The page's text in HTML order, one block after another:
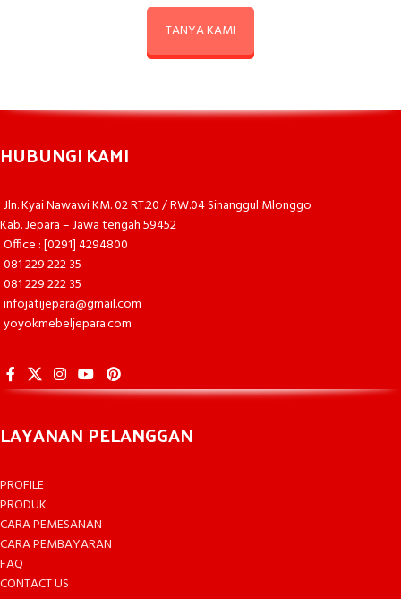
TANYA KAMI
HUBUNGI KAMI
Jln. Kyai Nawawi KM. 02 RT.20 / RW.04 Sinanggul Mlonggo
Kab. Jepara – Jawa tengah 59452
Office : [0291] 4294800
081 229 222 35
081 229 222 35
infojatijepara@gmail.com
yoyokmebeljepara.com
LAYANAN PELANGGAN
PROFILE
PRODUK
CARA PEMESANAN
CARA PEMBAYARAN
FAQ
CONTACT US